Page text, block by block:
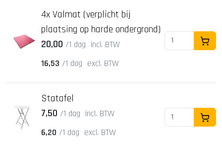
4x Valmat (verplicht bij
plaatsing op harde ondergrond)
20,00 /1 dag incl. BTW
16,53 /1 dag excl. BTW
In
Statafel
7,50 /1 dag incl. BTW
6,20 /1 dag excl. BTW
In